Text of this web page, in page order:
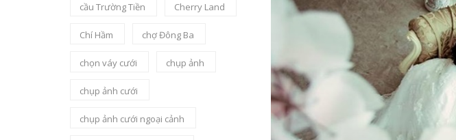
cầu Trường Tiền Cherry Land
Chí Hầm chợ Đông Ba
chọn váy cưới chụp ảnh
chụp ảnh cưới
chụp ảnh cưới ngoại cảnh